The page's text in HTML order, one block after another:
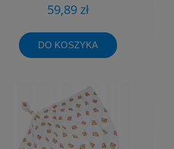
59,89 zł
DO KOSZYKA